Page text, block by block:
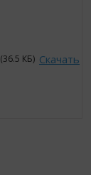
(36.5 КБ) Скачать